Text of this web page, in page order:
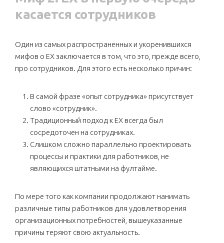
касается сотрудников
Один из самых распространенных и укоренившихся
мифов о EX заключается в том, что это, прежде всего,
про сотрудников. Для этого есть несколько причин:
В самой фразе «опыт сотрудника» присутствует
слово «сотрудник».
Традиционный подход к EX всегда был
сосредоточен на сотрудниках.
Слишком сложно параллельно проектировать
процессы и практики для работников, не
являющихся штатными на фултайме.
По мере того как компании продолжают нанимать
различные типы работников для удовлетворения
организационных потребностей, вышеуказанные
причины теряют свою актуальность.